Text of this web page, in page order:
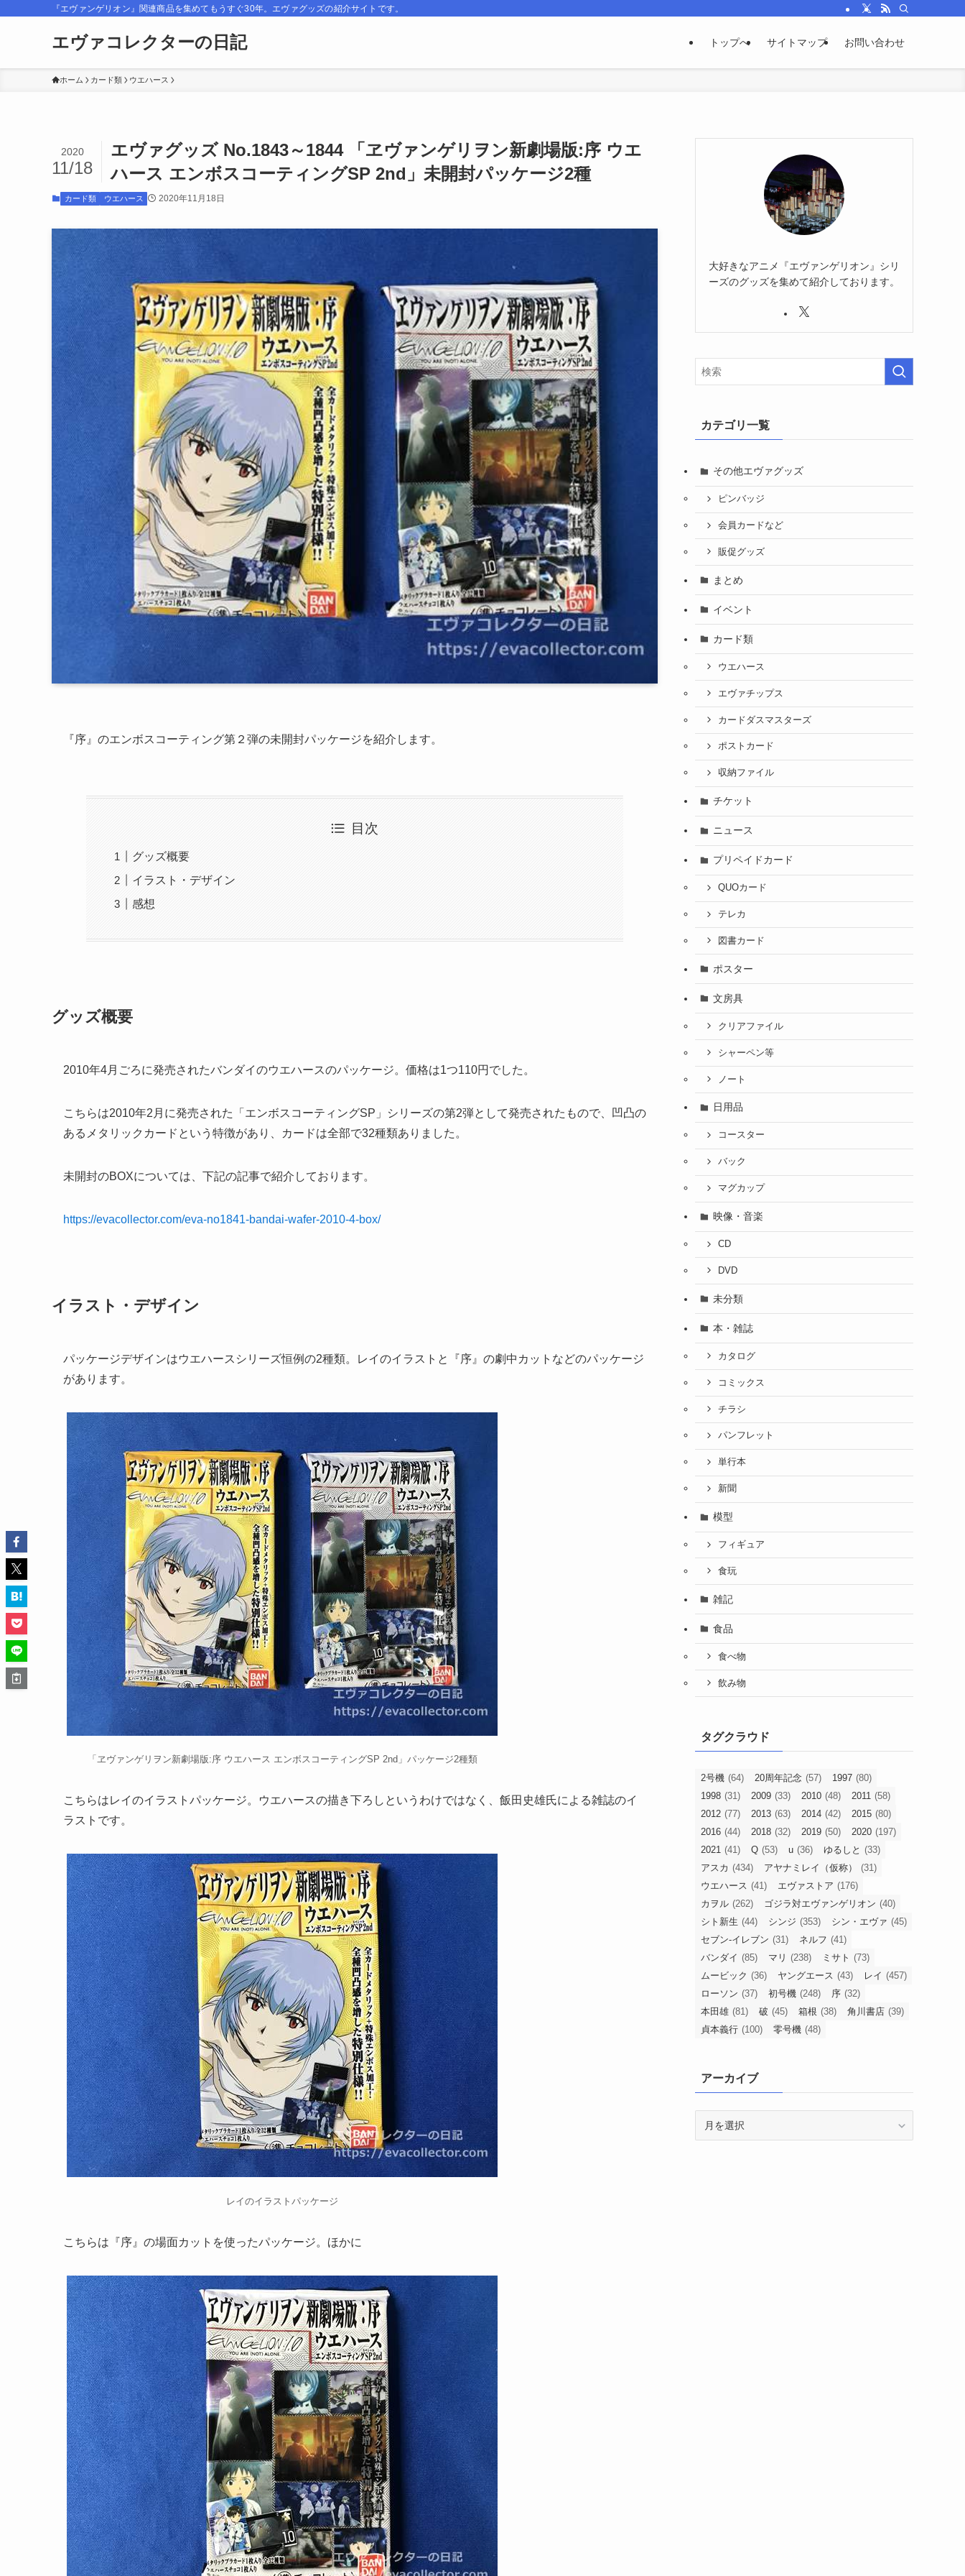
『エヴァンゲリオン』関連商品を集めてもうすぐ30年。エヴァグッズの紹介サイトです。
エヴァコレクターの日記 トップへ サイトマップ お問い合わせ
ホーム カード類 ウエハース
エヴァグッズ No.1843～1844 「ヱヴァンゲリヲン新劇場版:序 ウエ
ハース エンボスコーティングSP 2nd」未開封パッケージ2種
2020
11/18
カード類 ウエハース 2020年11月18日
『序』のエンボスコーティング第２弾の未開封パッケージを紹介します。
目次
グッズ概要
イラスト・デザイン
感想
グッズ概要
2010年4月ごろに発売されたバンダイのウエハースのパッケージ。価格は1つ110円でした。
こちらは2010年2月に発売された「エンボスコーティングSP」シリーズの第2弾として発売されたもので、凹凸の
あるメタリックカードという特徴があり、カードは全部で32種類ありました。
未開封のBOXについては、下記の記事で紹介しております。
https://evacollector.com/eva-no1841-bandai-wafer-2010-4-box/
イラスト・デザイン
パッケージデザインはウエハースシリーズ恒例の2種類。レイのイラストと『序』の劇中カットなどのパッケージ
があります。
「ヱヴァンゲリヲン新劇場版:序 ウエハース エンボスコーティングSP 2nd」パッケージ2種類
こちらはレイのイラストパッケージ。ウエハースの描き下ろしというわけではなく、飯田史雄氏による雑誌のイ
ラストです。
レイのイラストパッケージ
こちらは『序』の場面カットを使ったパッケージ。ほかに
大好きなアニメ『エヴァンゲリオン』シリ
ーズのグッズを集めて紹介しております。
カテゴリ一覧
その他エヴァグッズ
ピンバッジ
会員カードなど
販促グッズ
まとめ
イベント
カード類
ウエハース
エヴァチップス
カードダスマスターズ
ポストカード
収納ファイル
チケット
ニュース
プリペイドカード
QUOカード
テレカ
図書カード
ポスター
文房具
クリアファイル
シャーペン等
ノート
日用品
コースター
バック
マグカップ
映像・音楽
CD
DVD
未分類
本・雑誌
カタログ
コミックス
チラシ
パンフレット
単行本
新聞
模型
フィギュア
食玩
雑記
食品
食べ物
飲み物
タグクラウド
2号機 (64) 20周年記念 (57) 1997 (80)
1998 (31) 2009 (33) 2010 (48) 2011 (58)
2012 (77) 2013 (63) 2014 (42) 2015 (80)
2016 (44) 2018 (32) 2019 (50) 2020 (197)
2021 (41) Q (53) u (36) ゆるしと (33)
アスカ (434) アヤナミレイ（仮称）
(31)
ウエハース (41) エヴァストア (176)
カヲル (262) ゴジラ対エヴァンゲリオン (40)
シト新生 (44) シンジ (353) シン・エヴァ (45)
セブン-イレブン (31) ネルフ (41)
バンダイ (85) マリ (238) ミサト (73)
ムービック (36) ヤングエース (43) レイ (457)
ローソン (37) 初号機 (248) 序 (32)
本田雄 (81) 破 (45) 箱根 (38) 角川書店 (39)
貞本義行 (100) 零号機 (48)
アーカイブ